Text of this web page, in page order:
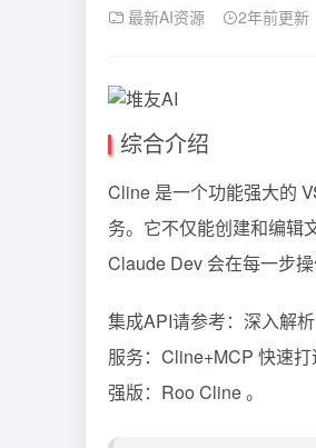
最新AI资源 2年前更新
综合介绍
Cline 是一个功能强大的
务。它不仅能创建和编辑
Claude Dev 会在每一步
集成API请参考： 深入解
服务： Cline+MCP 快速
强版： Roo Cline。